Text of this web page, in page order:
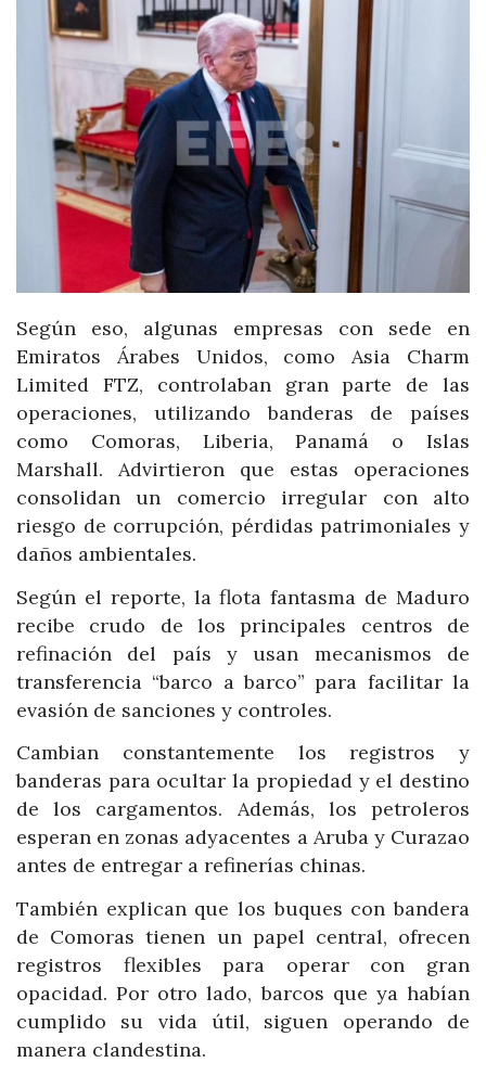
Según eso, algunas empresas con sede en
Emiratos Árabes Unidos, como Asia Charm
Limited FTZ, controlaban gran parte de las
operaciones, utilizando banderas de países
como Comoras, Liberia, Panamá o Islas
Marshall. Advirtieron que estas operaciones
consolidan un comercio irregular con alto
riesgo de corrupción, pérdidas patrimoniales y
daños ambientales.
Según el reporte, la flota fantasma de Maduro
recibe crudo de los principales centros de
refinación del país y usan mecanismos de
transferencia “barco a barco” para facilitar la
evasión de sanciones y controles.
Cambian constantemente los registros y
banderas para ocultar la propiedad y el destino
de los cargamentos. Además, los petroleros
esperan en zonas adyacentes a Aruba y Curazao
antes de entregar a refinerías chinas.
También explican que los buques con bandera
de Comoras tienen un papel central, ofrecen
registros flexibles para operar con gran
opacidad. Por otro lado, barcos que ya habían
cumplido su vida útil, siguen operando de
manera clandestina.